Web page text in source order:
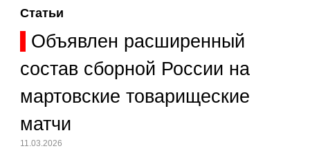
Статьи
Объявлен расширенный
состав сборной России на
мартовские товарищеские
матчи
11.03.2026